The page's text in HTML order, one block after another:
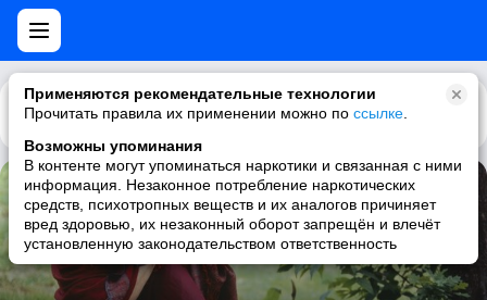
Применяются рекомендательные технологии
Прочитать правила их применении можно по ссылке
Возможны упоминания
В контенте могут упоминаться наркотики и связанная с ними
информация. Незаконное потребление наркотических
средств, психотропных веществ и их аналогов причиняет
вред здоровью, их незаконный оборот запрещён и влечёт
установленную законодательством ответственность
Каталог Рекомендации
Bizim Ninniler
Mircan Kaya